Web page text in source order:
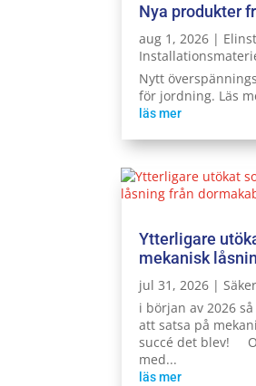
Nya produkter
aug 1, 2026 |
Nytt
för jordning. Läs
läs mer
Ytterligare
mekanisk
jul 31, 2026 |
i början av 2026
att satsa på
succé det blev!
med...
läs mer